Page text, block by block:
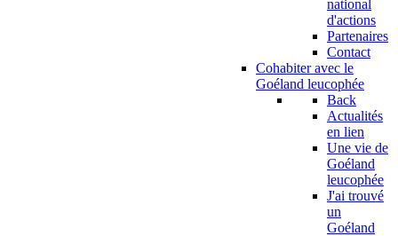
national
d'actions
Partenaires
Contact
Cohabiter avec le
Goéland leucophée
Back
Actualités
en lien
Une vie de
Goéland
leucophée
J'ai trouvé
un
Goéland